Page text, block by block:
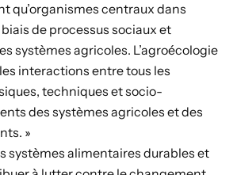
qu’organismes centraux dans
de processus sociaux et
systèmes agricoles. L’agroécologie
interactions entre tous les
techniques et socio-
des systèmes agricoles et des
»
systèmes alimentaires durables et